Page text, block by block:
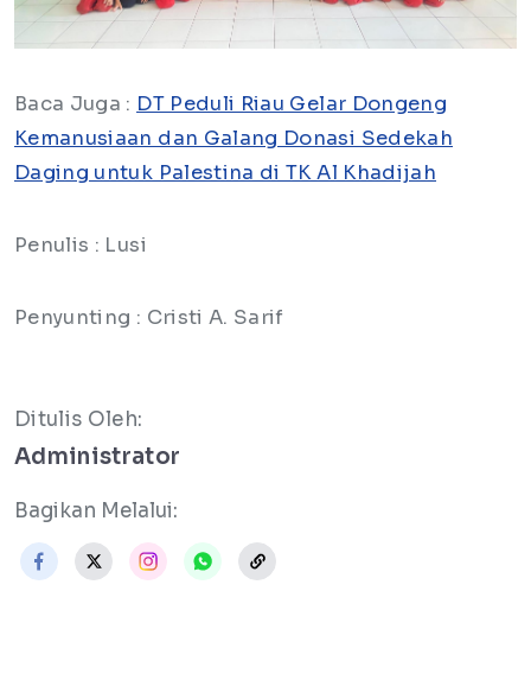
Baca Juga : DT Peduli Riau Gelar Dongeng
Kemanusiaan dan Galang Donasi Sedekah
Daging untuk Palestina di TK Al Khadijah
Penulis : Lusi
Penyunting : Cristi A. Sarif
Ditulis Oleh:
Administrator
Bagikan Melalui: